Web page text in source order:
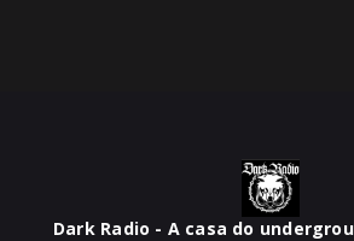
Dark Radio - A casa do